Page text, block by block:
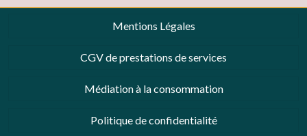
Mentions Légales
CGV de prestations de services
Médiation à la consommation
Politique de confidentialité